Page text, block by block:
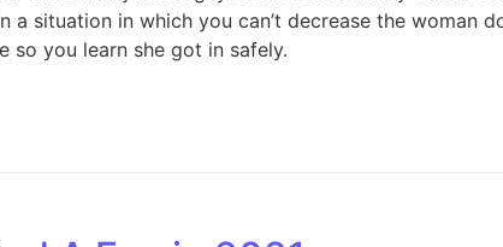
a situation in which you can’t decrease the woman
so you learn she got in safely.